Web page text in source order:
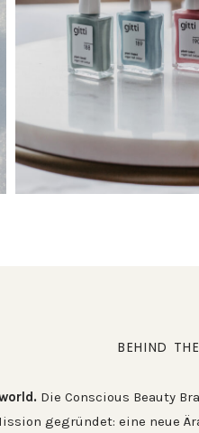
BEHIND
Die Conscious Beauty
gegründet: eine neue